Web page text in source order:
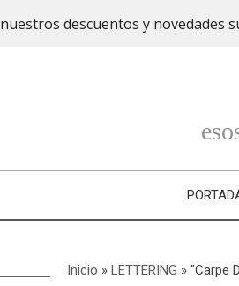
descuentos y novedades
Inicio » LETTERING » "Carpe